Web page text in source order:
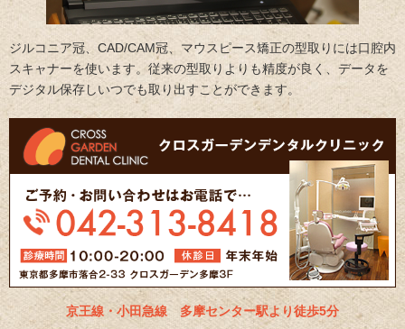
ジルコニア冠、CAD/CAM冠、マウスピース矯正の型取りには口腔内
スキャナーを使います。従来の型取りよりも精度が良く、データを
デジタル保存しいつでも取り出すことができます。
京王線・小田急線 多摩センター駅より徒歩5分